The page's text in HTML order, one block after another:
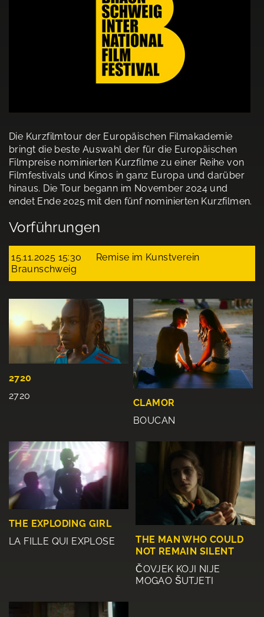
Die Kurzfilmtour der Europäischen Filmakademie
bringt die beste Auswahl der für die Europäischen
Filmpreise nominierten Kurzfilme zu einer Reihe von
Filmfestivals und Kinos in ganz Europa und darüber
hinaus. Die Tour begann im November 2024 und
endet Ende 2025 mit den fünf nominierten Kurzfilmen.
Vorführungen
15.11.2025 15:30
Remise im Kunstverein
Braunschweig
2720
2720
CLAMOR
BOUCAN
THE EXPLODING GIRL
LA FILLE QUI EXPLOSE
THE MAN WHO COULD
NOT REMAIN SILENT
ČOVJEK KOJI NIJE
MOGAO ŠUTJETI